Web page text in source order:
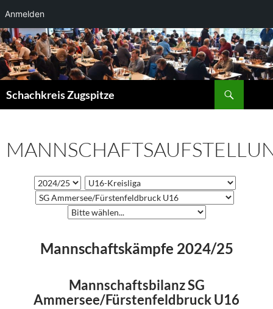
Anmelden
Zum
Inhalt
springen
Schachkreis Zugspitze
Mannschaftskämpfe 2024/25
Mannschaftsbilanz SG
Ammersee/Fürstenfeldbruck U16